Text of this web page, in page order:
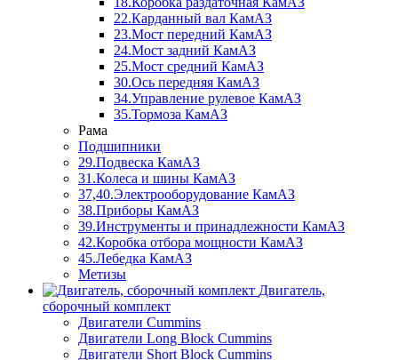
22.Карданный вал КамАЗ
23.Мост передний КамАЗ
24.Мост задний КамАЗ
25.Мост средний КамАЗ
30.Ось передняя КамАЗ
34.Управление рулевое КамАЗ
35.Тормоза КамАЗ
Рама
Подшипники
29.Подвеска КамАЗ
31.Колеса и шины КамАЗ
37,40.Электрооборудование КамАЗ
38.Приборы КамАЗ
39.Инструменты и принадлежности КамАЗ
42.Коробка отбора мощности КамАЗ
45.Лебедка КамАЗ
Метизы
Двигатель,
сборочный комплект
Двигатели Cummins
Двигатели Long Bloсk Cummins
Двигатели Short Bloсk Cummins